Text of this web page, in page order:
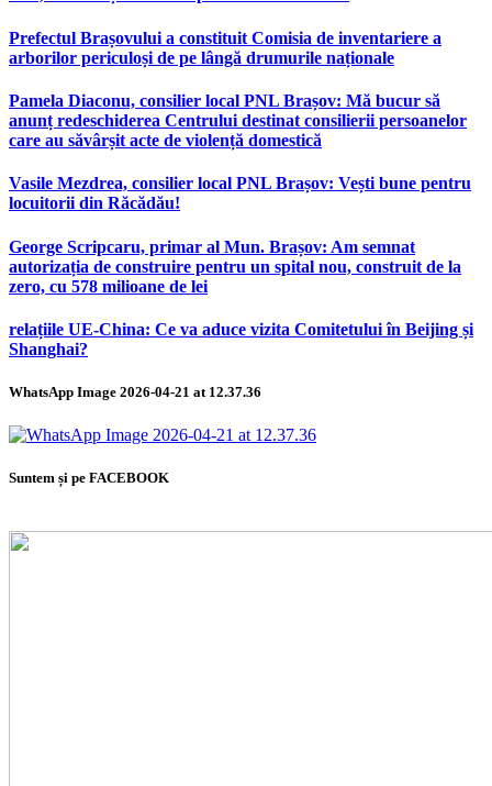
Prefectul Brașovului a constituit Comisia de inventariere a
arborilor periculoși de pe lângă drumurile naționale
Pamela Diaconu, consilier local PNL Brașov: Mă bucur să
anunț redeschiderea Centrului destinat consilierii persoanelor
care au săvârșit acte de violență domestică
Vasile Mezdrea, consilier local PNL Brașov: Vești bune pentru
locuitorii din Răcădău!
George Scripcaru, primar al Mun. Brașov: Am semnat
autorizația de construire pentru un spital nou, construit de la
zero, cu 578 milioane de lei
relațiile UE-China: Ce va aduce vizita Comitetului în Beijing și
Shanghai?
WhatsApp Image 2026-04-21 at 12.37.36
Suntem și pe FACEBOOK